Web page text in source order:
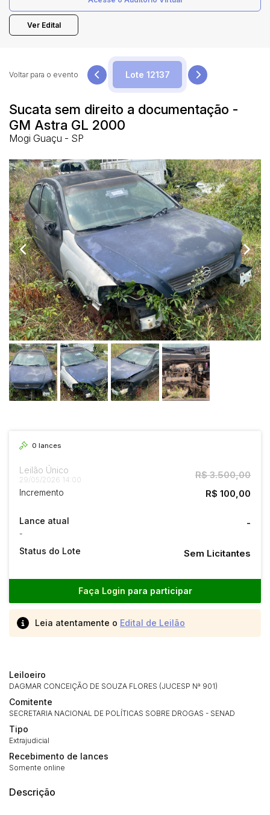
Ver Edital
Sucata sem direito a documentação -
GM Astra GL 2000
Mogi Guaçu - SP
Voltar para o evento
0 lances
Leilão Único
29/05/2026 14:00 R$ 3.500,00
Incremento R$ 100,00
Lance atual
-
-
Status do Lote Sem Licitantes
Faça Login para participar
Leia atentamente o Edital de Leilão
Leiloeiro
DAGMAR CONCEIÇÃO DE SOUZA FLORES (JUCESP Nª 901)
Comitente
SECRETARIA NACIONAL DE POLÍTICAS SOBRE DROGAS - SENAD
Tipo
Extrajudicial
Recebimento de lances
Somente online
Descrição